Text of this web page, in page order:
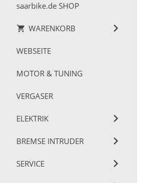
saarbike.de SHOP
WARENKORB
WEBSEITE
MOTOR & TUNING
VERGASER
ELEKTRIK
BREMSE INTRUDER
SERVICE